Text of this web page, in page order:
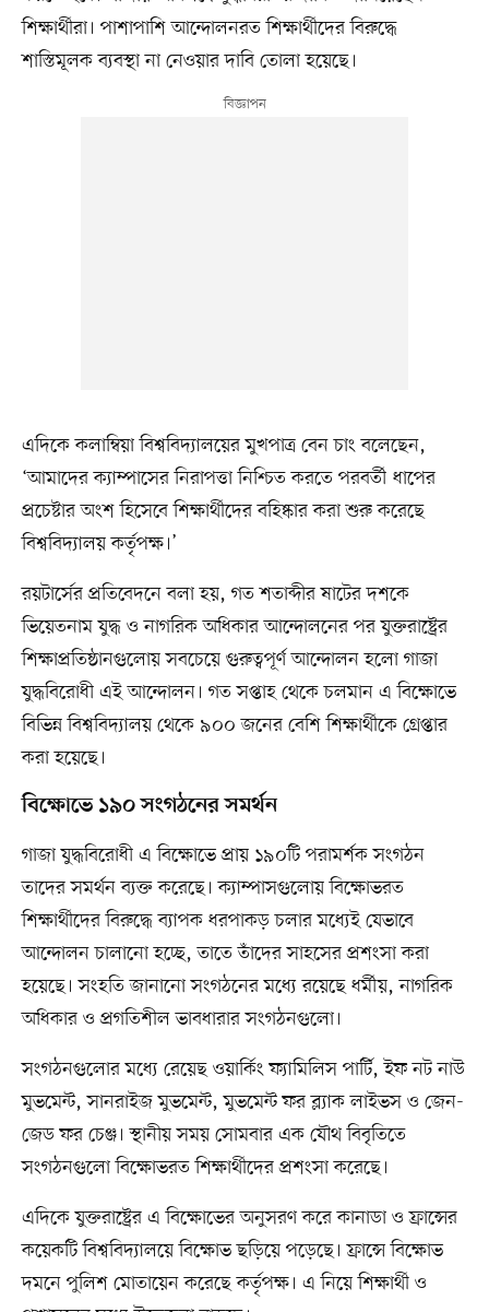
শিক্ষার্থীরা। পাশাপাশি আন্দোলনরত শিক্ষার্থীদের বিরুদ্ধে
শাস্তিমূলক ব্যবস্থা না নেওয়ার দাবি তোলা হয়েছে।
এদিকে কলাম্বিয়া বিশ্ববিদ্যালয়ের মুখপাত্র বেন চাং বলেছেন,
‘আমাদের ক্যাম্পাসের নিরাপত্তা নিশ্চিত করতে পরবর্তী ধাপের
প্রচেষ্টার অংশ হিসেবে শিক্ষার্থীদের বহিষ্কার করা শুরু করেছে
বিশ্ববিদ্যালয় কর্তৃপক্ষ।’
রয়টার্সের প্রতিবেদনে বলা হয়, গত শতাব্দীর ষাটের দশকে
ভিয়েতনাম যুদ্ধ ও নাগরিক অধিকার আন্দোলনের পর যুক্তরাষ্ট্রের
শিক্ষাপ্রতিষ্ঠানগুলোয় সবচেয়ে গুরুত্বপূর্ণ আন্দোলন হলো গাজা
যুদ্ধবিরোধী এই আন্দোলন। গত সপ্তাহ থেকে চলমান এ বিক্ষোভে
বিভিন্ন বিশ্ববিদ্যালয় থেকে ৯০০ জনের বেশি শিক্ষার্থীকে গ্রেপ্তার
করা হয়েছে।
বিক্ষোভে ১৯০ সংগঠনের সমর্থন
গাজা যুদ্ধবিরোধী এ বিক্ষোভে প্রায় ১৯০টি পরামর্শক সংগঠন
তাদের সমর্থন ব্যক্ত করেছে। ক্যাম্পাসগুলোয় বিক্ষোভরত
শিক্ষার্থীদের বিরুদ্ধে ব্যাপক ধরপাকড় চলার মধ্যেই যেভাবে
আন্দোলন চালানো হচ্ছে, তাতে তাঁদের সাহসের প্রশংসা করা
হয়েছে। সংহতি জানানো সংগঠনের মধ্যে রয়েছে ধর্মীয়, নাগরিক
অধিকার ও প্রগতিশীল ভাবধারার সংগঠনগুলো।
সংগঠনগুলোর মধ্যে রেয়েছ ওয়ার্কিং ফ্যামিলিস পার্টি, ইফ নট নাউ
মুভমেন্ট, সানরাইজ মুভমেন্ট, মুভমেন্ট ফর ব্ল্যাক লাইভস ও জেন-
জেড ফর চেঞ্জ। স্থানীয় সময় সোমবার এক যৌথ বিবৃতিতে
সংগঠনগুলো বিক্ষোভরত শিক্ষার্থীদের প্রশংসা করেছে।
এদিকে যুক্তরাষ্ট্রের এ বিক্ষোভের অনুসরণ করে কানাডা ও ফ্রান্সের
কয়েকটি বিশ্ববিদ্যালয়ে বিক্ষোভ ছড়িয়ে পড়েছে। ফ্রান্সে বিক্ষোভ
দমনে পুলিশ মোতায়েন করেছে কর্তৃপক্ষ। এ নিয়ে শিক্ষার্থী ও